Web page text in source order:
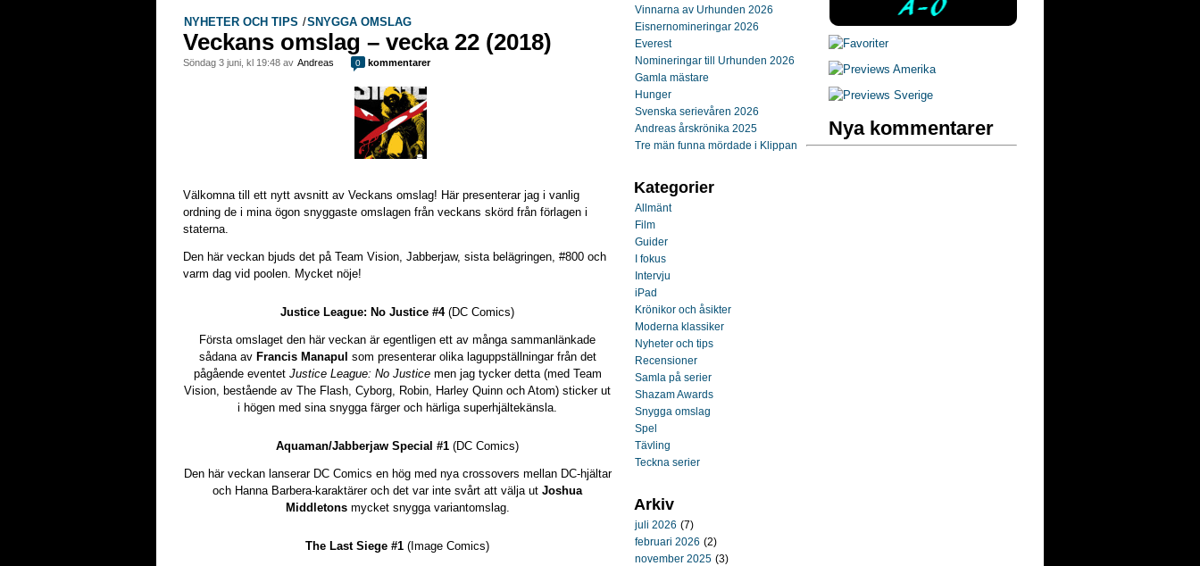
NYHETER OCH TIPS /SNYGGA OMSLAG
Veckans omslag – vecka 22 (2018)
söndag 3 juni, kl 19:48 av Andreas 0 kommentarer
Välkomna till ett nytt avsnitt av Veckans omslag! Här presenterar jag i vanlig
ordning de i mina ögon snyggaste omslagen från veckans skörd från förlagen i
staterna.
Den här veckan bjuds det på Team Vision, Jabberjaw, sista belägringen, #800 och
varm dag vid poolen. Mycket nöje!
Justice League: No Justice #4(DC Comics)
Första omslaget den här veckan är egentligen ett av många sammanlänkade
sådana av Francis Manapul som presenterar olika laguppställningar från det
pågående eventet Justice League: No Justicemen jag tycker detta (med Team
Vision, bestående av The Flash, Cyborg, Robin, Harley Quinn och Atom) sticker ut
i högen med sina snygga färger och härliga superhjältekänsla.
Aquaman/Jabberjaw Special #1 (DC Comics)
Den här veckan lanserar DC Comics en hög med nya crossovers mellan DC-hjältar
och Hanna Barbera-karaktärer och det var inte svårt att välja ut Joshua
Middletonsmycket snygga variantomslag.
The Last Siege #1 (Image Comics)
Vinnarna av Urhunden 2026
Eisnernomineringar 2026
Everest
Nomineringar till Urhunden 2026
Gamla mästare
Hunger
Svenska serievåren 2026
Andreas årskrönika 2025
Tre män funna mördade i Klippan
Kategorier
Allmänt
Film
Guider
I fokus
Intervju
iPad
Krönikor och åsikter
Moderna klassiker
Nyheter och tips
Recensioner
Samla på serier
Shazam Awards
Snygga omslag
Spel
Tävling
Teckna serier
Arkiv
juli 2026 (7)
februari 2026 (2)
november 2025 (3)
Nya kommentarer